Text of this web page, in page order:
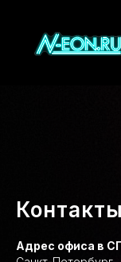
Контакты
Адрес офиса в